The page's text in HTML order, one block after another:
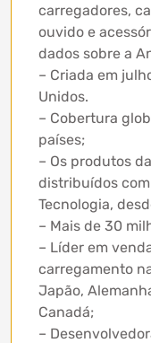
carregadores,
ouvido e
dados sobre a
– Criada em
Unidos.
– Cobertura
países;
– Os produtos
distribuídos
Tecnologia,
– Mais de 30
– Líder em
carregamento
Japão,
Canadá;
–